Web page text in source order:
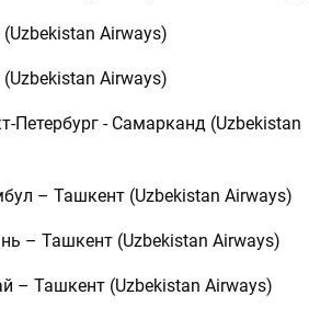
Airways)
Airways)
Петербург - Самарканд (Uzbekistan
– Ташкент (Uzbekistan Airways)
– Ташкент (Uzbekistan Airways)
– Ташкент (Uzbekistan Airways)